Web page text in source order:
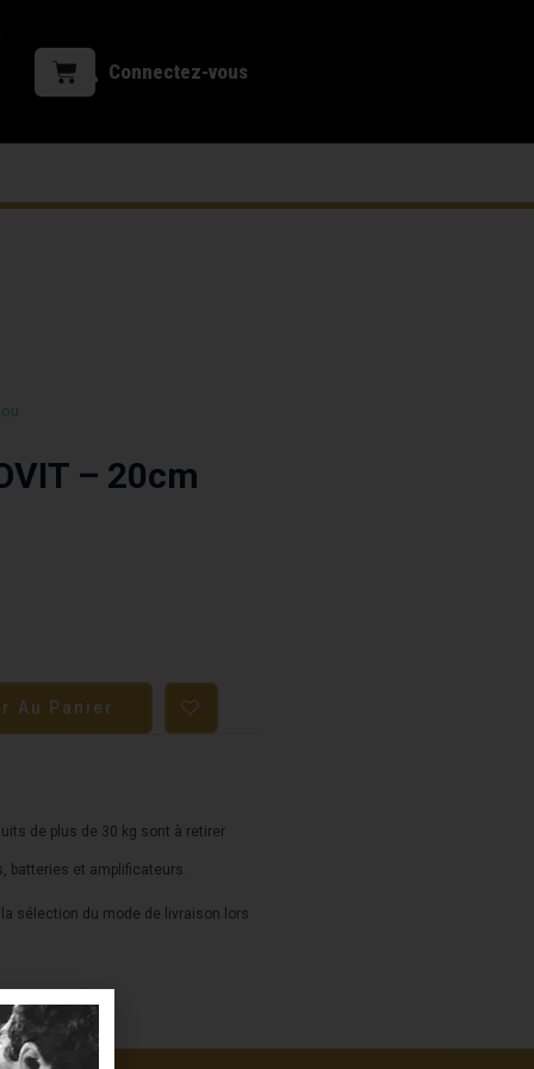
Connectez-vous
– 20cm
Au Panier
de plus de 30 kg sont à retirer
batteries et amplificateurs.
sélection du mode de livraison lors